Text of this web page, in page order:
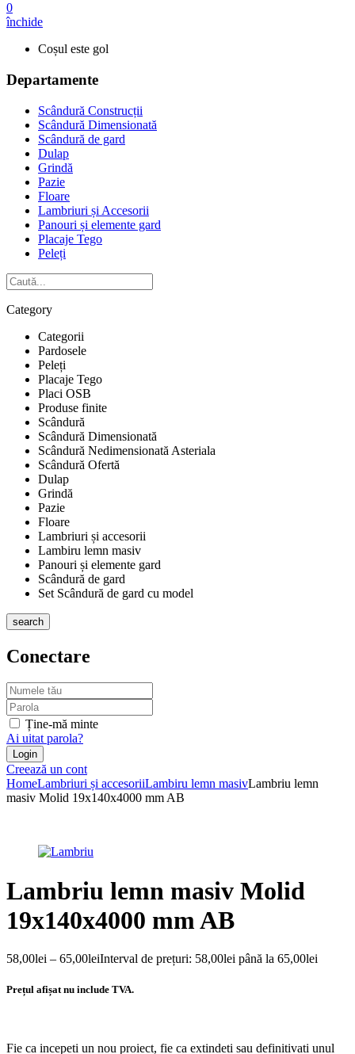
0
închide
Coșul este gol
Departamente
Scândură Construcții
Scândură Dimensionată
Scândură de gard
Dulap
Grindă
Pazie
Floare
Lambriuri și Accesorii
Panouri și elemente gard
Placaje Tego
Peleți
Category
Categorii
Pardosele
Peleți
Placaje Tego
Placi OSB
Produse finite
Scândură
Scândură Dimensionată
Scândură Nedimensionată Asteriala
Scândură Ofertă
Dulap
Grindă
Pazie
Floare
Lambriuri și accesorii
Lambiru lemn masiv
Panouri și elemente gard
Scândură de gard
Set Scândură de gard cu model
search
Conectare
Ține-mă minte
Ai uitat parola?
Creează un cont
HomeLambriuri și accesoriiLambiru lemn masivLambriu lemn
masiv Molid 19x140x4000 mm AB
Lambriu lemn masiv Molid
19x140x4000 mm AB
58,00lei – 65,00leiInterval de prețuri: 58,00lei până la 65,00lei
Prețul afișat nu include TVA.
Fie ca incepeti un nou proiect, fie ca extindeti sau definitivati unul